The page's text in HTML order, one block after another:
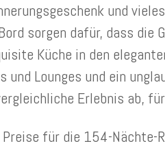
und
sorgen dafür, dass die
Küche in den
und Lounges und ein
Erlebnis ab,
Preise für die 154-Nächte-